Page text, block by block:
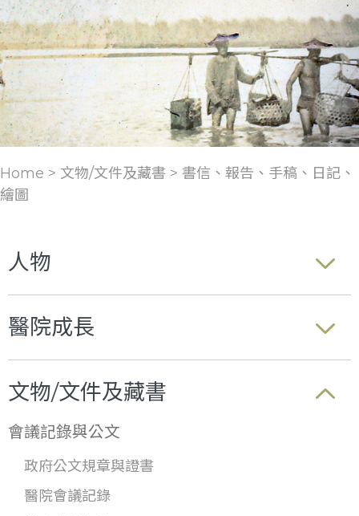
Home > 文物/文件及藏書 > 書信、報告、手稿、日記、
繪圖
人物
醫院成長
文物/文件及藏書
會議記錄與公文
政府公文規章與證書
醫院會議記錄